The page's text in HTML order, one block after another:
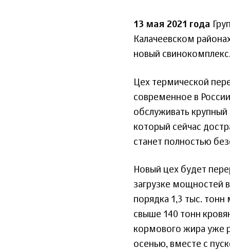
13 мая 2021 года
Калачеевском
новый
Цех термической
современное в
обслуживать
который сейчас
станет полностью
Новый цех будет
загрузке мощностей
порядка 1,3 тыс.
свыше 140 тонн
кормового жира уже
осенью, вместе с